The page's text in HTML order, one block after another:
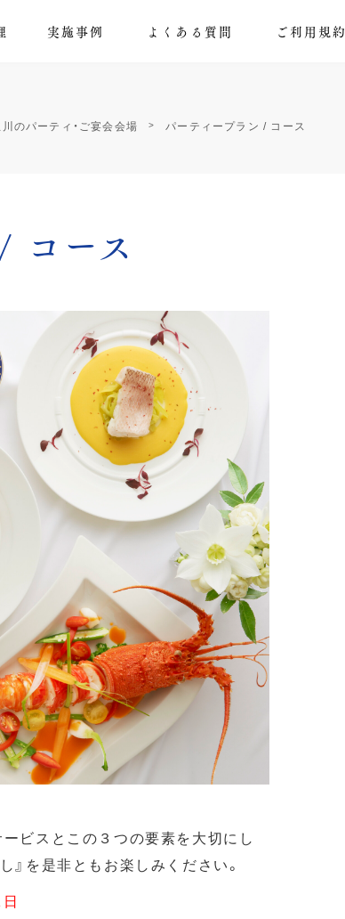
実施事例 よくある質問 ご利⽤規約
のパーティ・ご宴会会場 パーティープラン / コース
コース
ービスとこの３つの要素を大切にし
を是非ともお楽しみください。